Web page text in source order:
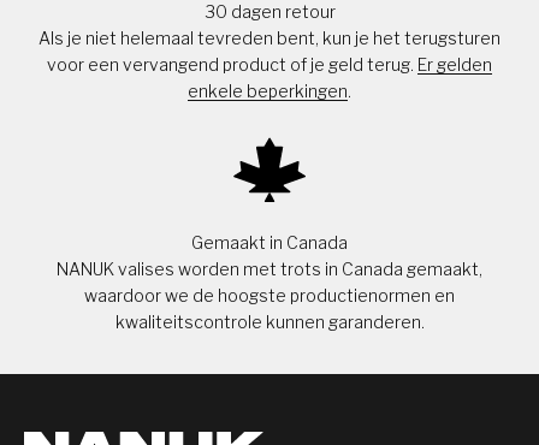
30 dagen retour
Als je niet helemaal tevreden bent, kun je het terugsturen
voor een vervangend product of je geld terug. Er gelden
enkele beperkingen.
Gemaakt in Canada
NANUK valises worden met trots in Canada gemaakt,
waardoor we de hoogste productienormen en
kwaliteitscontrole kunnen garanderen.